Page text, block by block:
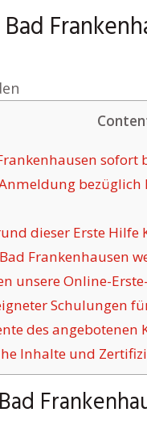
sofort
bezüglich
dieser Erste Hilfe
Frankenhausen
unsere Online-
Schulungen
des angebotenen
Inhalte und